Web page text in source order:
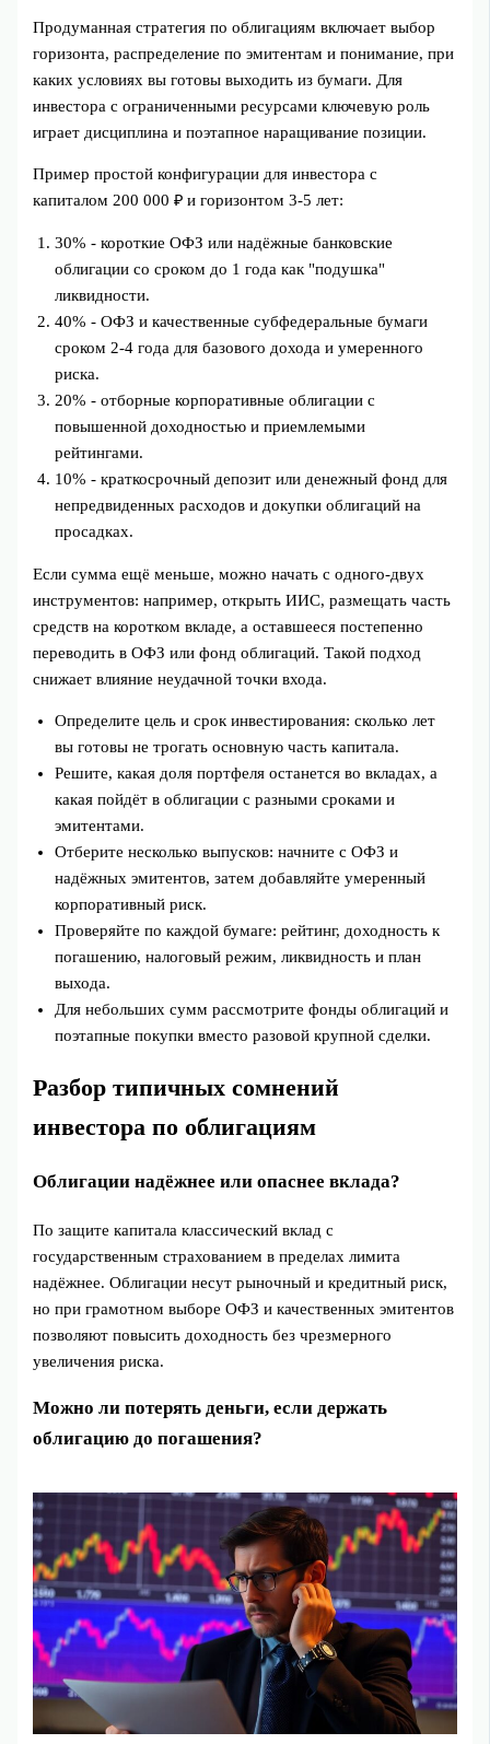
Продуманная стратегия по облигациям включает выбор
горизонта, распределение по эмитентам и понимание, при
каких условиях вы готовы выходить из бумаги. Для
инвестора с ограниченными ресурсами ключевую роль
играет дисциплина и поэтапное наращивание позиции.
Пример простой конфигурации для инвестора с
капиталом 200 000 ₽ и горизонтом 3-5 лет:
30% - короткие ОФЗ или надёжные банковские
облигации со сроком до 1 года как "подушка"
ликвидности.
40% - ОФЗ и качественные субфедеральные бумаги
сроком 2-4 года для базового дохода и умеренного
риска.
20% - отборные корпоративные облигации с
повышенной доходностью и приемлемыми
рейтингами.
10% - краткосрочный депозит или денежный фонд для
непредвиденных расходов и докупки облигаций на
просадках.
Если сумма ещё меньше, можно начать с одного-двух
инструментов: например, открыть ИИС, размещать часть
средств на коротком вкладе, а оставшееся постепенно
переводить в ОФЗ или фонд облигаций. Такой подход
снижает влияние неудачной точки входа.
Определите цель и срок инвестирования: сколько лет
вы готовы не трогать основную часть капитала.
Решите, какая доля портфеля останется во вкладах, а
какая пойдёт в облигации с разными сроками и
эмитентами.
Отберите несколько выпусков: начните с ОФЗ и
надёжных эмитентов, затем добавляйте умеренный
корпоративный риск.
Проверяйте по каждой бумаге: рейтинг, доходность к
погашению, налоговый режим, ликвидность и план
выхода.
Для небольших сумм рассмотрите фонды облигаций и
поэтапные покупки вместо разовой крупной сделки.
Разбор типичных сомнений
инвестора по облигациям
Облигации надёжнее или опаснее вклада?
По защите капитала классический вклад с
государственным страхованием в пределах лимита
надёжнее. Облигации несут рыночный и кредитный риск,
но при грамотном выборе ОФЗ и качественных эмитентов
позволяют повысить доходность без чрезмерного
увеличения риска.
Можно ли потерять деньги, если держать
облигацию до погашения?